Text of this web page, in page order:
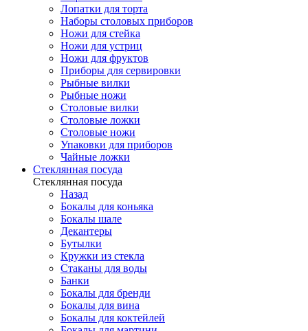
Лопатки для торта
Наборы столовых приборов
Ножи для стейка
Ножи для устриц
Ножи для фруктов
Приборы для сервировки
Рыбные вилки
Рыбные ножи
Столовые вилки
Столовые ложки
Столовые ножи
Упаковки для приборов
Чайные ложки
Стеклянная посуда
Стеклянная посуда
Назад
Бокалы для коньяка
Бокалы шале
Декантеры
Бутылки
Кружки из стекла
Стаканы для воды
Банки
Бокалы для бренди
Бокалы для вина
Бокалы для коктейлей